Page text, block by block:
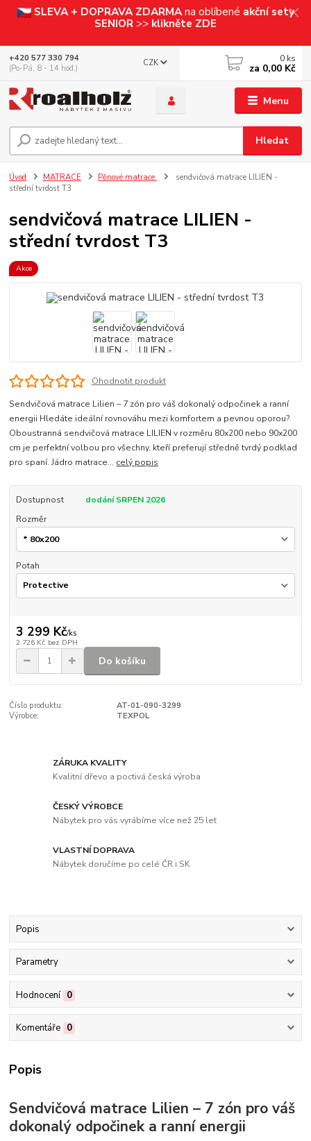
SLEVA + DOPRAVA ZDARMAna oblíbené akční sety
SENIOR >> klikněte ZDE
Menu
CZK
Hledat
+420 577 330 794
(Po-Pá, 8 - 14 hod.)
0 ks
za 0,00 Kč
Úvod MATRACE Pěnové matrace
sendvičová matrace LILIEN -
střední tvrdost T3
sendvičová matrace LILIEN -
střední tvrdost T3
Akce
Ohodnotit produkt
Sendvičová matrace Lilien – 7 zón pro váš dokonalý odpočinek a ranní
energii Hledáte ideální rovnováhu mezi komfortem a pevnou oporou?
Oboustranná sendvičová matrace LILIEN v rozměru 80x200 nebo 90x200
cm je perfektní volbou pro všechny, kteří preferují středně tvrdý podklad
pro spaní. Jádro matrace... celý popis
Dostupnost
dodání SRPEN 2026
Rozměr
Potah
3 299 Kč/ks
2 726 Kč bez DPH
Do košíku
Číslo produktu:
AT-01-090-3299
Výrobce:
TEXPOL
ZÁRUKA KVALITY
Kvalitní dřevo a poctivá česká výroba
ČESKÝ VÝROBCE
Nábytek pro vás vyrábíme více než 25 let
VLASTNÍ DOPRAVA
Nábytek doručíme po celé ČR i SK
Popis
Parametry
Hodnocení 0
Komentáře 0
Popis
Sendvičová matrace Lilien – 7 zón pro váš
dokonalý odpočinek a ranní energii